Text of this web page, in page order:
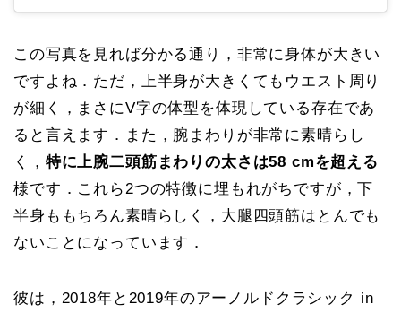
この写真を見れば分かる通り，非常に身体が大きい
ですよね．ただ，上半身が大きくてもウエスト周り
が細く，まさにV字の体型を体現している存在であ
ると言えます．また，腕まわりが非常に素晴らし
く， 特に上腕二頭筋まわりの太さは58 cmを超える
様です．これら2つの特徴に埋もれがちですが，下
半身ももちろん素晴らしく，大腿四頭筋はとんでも
ないことになっています．
彼は，2018年と2019年のアーノルドクラシック in